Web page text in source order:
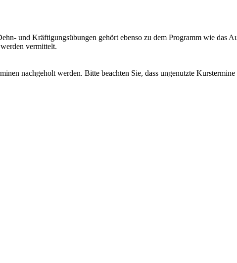
und Kräftigungsübungen gehört ebenso zu dem Programm wie das
vermittelt.
nachgeholt werden. Bitte beachten Sie, dass ungenutzte Kurstermine